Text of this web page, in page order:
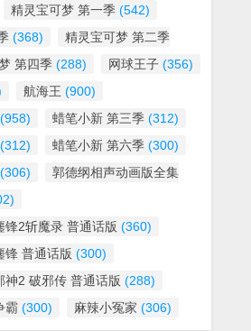
精灵宝可梦 第一季 (542)
(368)
精灵宝可梦 第二季
第四季 (288) 网球王子 (356)
航海王 (900)
(958) 蜡笔小新 第三季 (312)
(312) 蜡笔小新 第六季 (300)
(306)
郭德纲相声动画版全集
锋2斩魔录 普通话版 (360)
锋 普通话版 (300)
神2 破邪传 普通话版 (288)
霸 (300) 麻辣小冤家 (306)